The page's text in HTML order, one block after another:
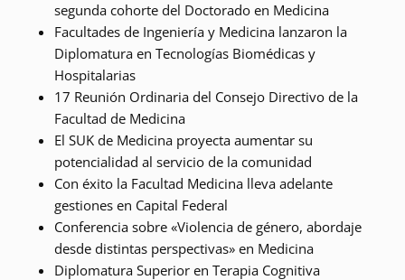
segunda cohorte del Doctorado en Medicina
Facultades de Ingeniería y Medicina lanzaron la
Diplomatura en Tecnologías Biomédicas y
Hospitalarias
17 Reunión Ordinaria del Consejo Directivo de la
Facultad de Medicina
El SUK de Medicina proyecta aumentar su
potencialidad al servicio de la comunidad
Con éxito la Facultad Medicina lleva adelante
gestiones en Capital Federal
Conferencia sobre «Violencia de género, abordaje
desde distintas perspectivas» en Medicina
Diplomatura Superior en Terapia Cognitiva